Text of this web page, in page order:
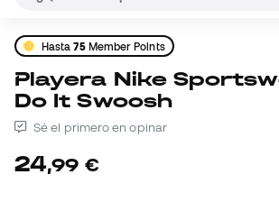
Hasta75Member Points
Playera Nike Sportswear Just
Do It Swoosh
Sé el primero en opinar
24,99 €